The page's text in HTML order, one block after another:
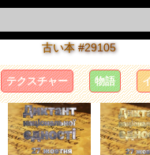
古い本 #29105
テクスチャー 物語